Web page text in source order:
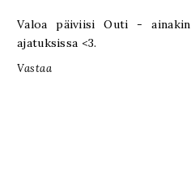
Valoa päiviisi Outi -
ajatuksissa <3.
Vastaa